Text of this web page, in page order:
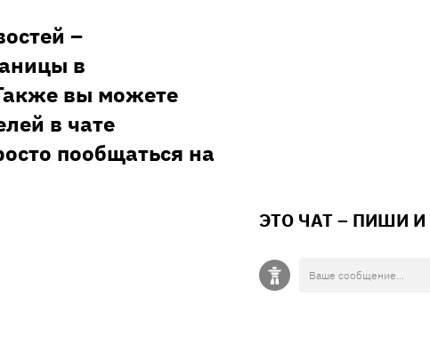
–
в
вы можете
в чате
пообщаться на
ЭТО ЧАТ – ПИШИ И